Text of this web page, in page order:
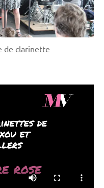
de clarinette